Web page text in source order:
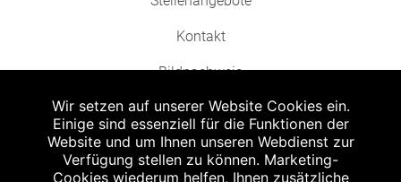
Kontakt
Bildnachweis
Abgabe in haushaltsüblichen Mengen, solange der Vorrat reicht. Für Druck-
Wir setzen auf unserer Website Cookies ein.
Einige sind essenziell für die Funktionen der
Website und um Ihnen unseren Webdienst zur
Verfügung stellen zu können. Marketing-
Cookies wiederum helfen, Ihnen zusätzliche